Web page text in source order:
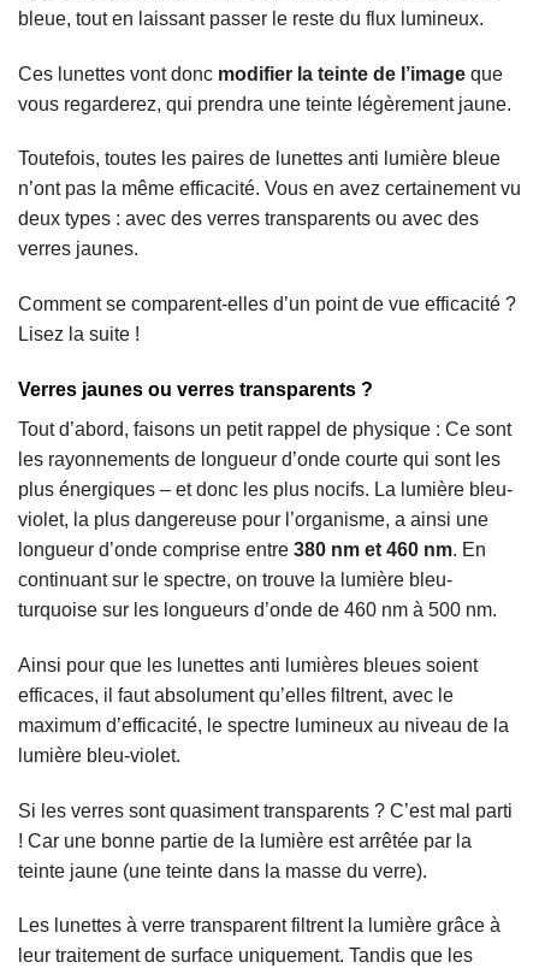
bleue, tout en laissant passer le reste du flux lumineux.
Ces lunettes vont donc modifier la teinte de l’image que
vous regarderez, qui prendra une teinte légèrement jaune.
Toutefois, toutes les paires de lunettes anti lumière bleue
n’ont pas la même efficacité. Vous en avez certainement vu
deux types : avec des verres transparents ou avec des
verres jaunes.
Comment se comparent-elles d’un point de vue efficacité ?
Lisez la suite !
Verres jaunes ou verres transparents ?
Tout d’abord, faisons un petit rappel de physique : Ce sont
les rayonnements de longueur d’onde courte qui sont les
plus énergiques – et donc les plus nocifs. La lumière bleu-
violet, la plus dangereuse pour l’organisme, a ainsi une
longueur d’onde comprise entre 380 nm et 460 nm. En
continuant sur le spectre, on trouve la lumière bleu-
turquoise sur les longueurs d’onde de 460 nm à 500 nm.
Ainsi pour que les lunettes anti lumières bleues soient
efficaces, il faut absolument qu’elles filtrent, avec le
maximum d’efficacité, le spectre lumineux au niveau de la
lumière bleu-violet.
Si les verres sont quasiment transparents ? C’est mal parti
! Car une bonne partie de la lumière est arrêtée par la
teinte jaune (une teinte dans la masse du verre).
Les lunettes à verre transparent filtrent la lumière grâce à
leur traitement de surface uniquement. Tandis que les